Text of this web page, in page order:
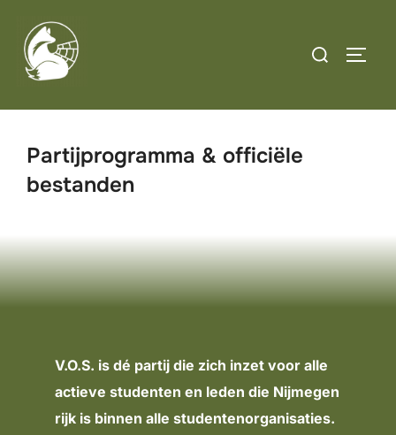
content
Search
Partijprogramma & officiële
bestanden
V.O.S. is dé partij die zich inzet voor alle
actieve studenten en leden die Nijmegen
rijk is binnen alle studentenorganisaties.